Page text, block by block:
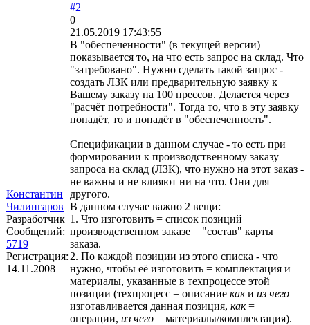
Константин
Чилингаров
Разработчик
Сообщений:
5719
Регистрация:
14.11.2008
#2
0
21.05.2019 17:43:55
В "обеспеченности" (в текущей версии)
показывается то, на что есть запрос на склад. Что
"затребовано". Нужно сделать такой запрос -
создать ЛЗК или предварительную заявку к
Вашему заказу на 100 прессов. Делается через
"расчёт потребности". Тогда то, что в эту заявку
попадёт, то и попадёт в "обеспеченность".
Спецификации в данном случае - то есть при
формировании к производственному заказу
запроса на склад (ЛЗК), что нужно на этот заказ -
не важны и не влияют ни на что. Они для
другого.
В данном случае важно 2 вещи:
1. Что изготовить = список позиций
производственном заказе = "состав" карты
заказа.
2. По каждой позиции из этого списка - что
нужно, чтобы её изготовить = комплектация и
материалы, указанные в техпроцессе этой
позиции (техпроцесс = описание каки из чего
изготавливается данная позиция, как=
операции, из чего = материалы/комплектация).